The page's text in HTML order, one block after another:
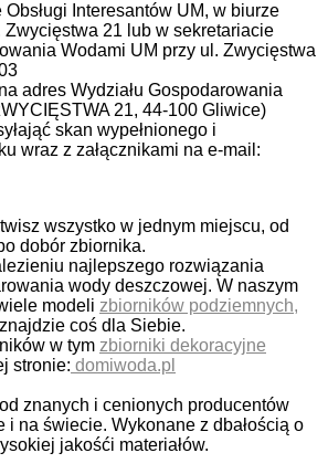
Interesantów UM, w biurze
Zwycięstwa 21 lub w sekretariacie
Wodami UM przy ul. Zwycięstwa
adres Wydziału Gospodarowania
21, 44-100 Gliwice)
skan wypełnionego i
wraz z załącznikami na e-mail:
wszystko w jednym miejscu, od
dobór zbiornika.
najlepszego rozwiązania
wody deszczowej. W naszym
modeli zbiorników podziemnych,
coś dla Siebie.
w tym zbiorniki dekoracyjne
stronie: domiwoda.pl
znanych i cenionych producentów
i na świecie. Wykonane z dbałością o
jakośći materiałów.